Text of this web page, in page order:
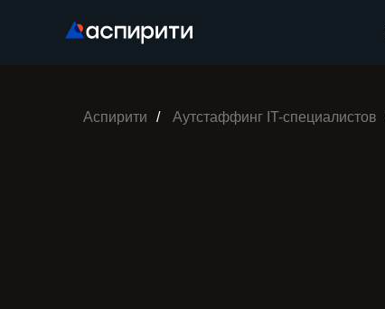
Аспирити / Аутстаффинг IT-специалистов